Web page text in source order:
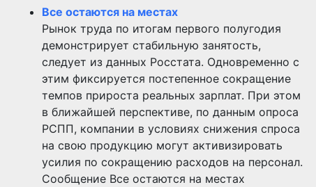
Все остаются на местах
Рынок труда по итогам первого полугодия
демонстрирует стабильную занятость,
следует из данных Росстата. Одновременно с
этим фиксируется постепенное сокращение
темпов прироста реальных зарплат. При этом
в ближайшей перспективе, по данным опроса
РСПП, компании в условиях снижения спроса
на свою продукцию могут активизировать
усилия по сокращению расходов на персонал.
Сообщение Все остаются на местах